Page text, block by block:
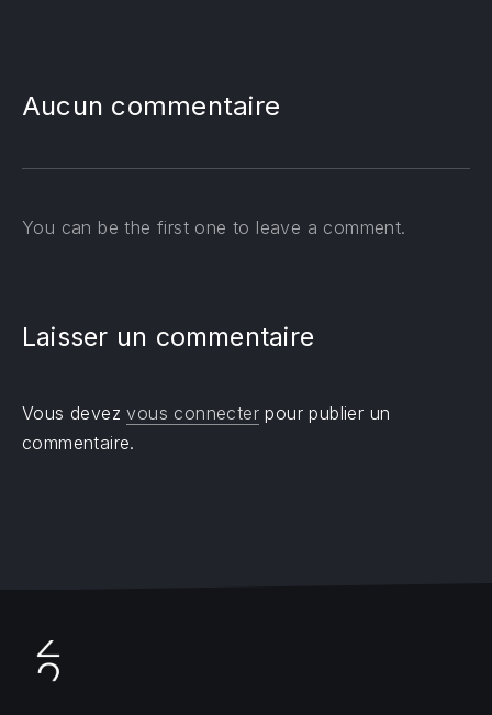
Aucun commentaire
You can be the first one to leave a comment.
Laisser un commentaire
Vous devezvous connecter pour publier un
commentaire.